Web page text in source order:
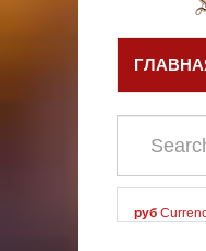
руб